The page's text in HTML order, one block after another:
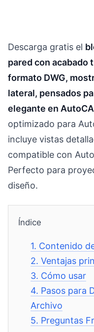
Descarga gratis el
pared con acabado
formato DWG,
lateral, pensados
elegante en
optimizado para
incluye vistas
compatible con
Perfecto para
diseño.
Índice
1. Contenido
2.Ventajas
3. Cómo usar
4. Pasos para
Archivo
5. Preguntas